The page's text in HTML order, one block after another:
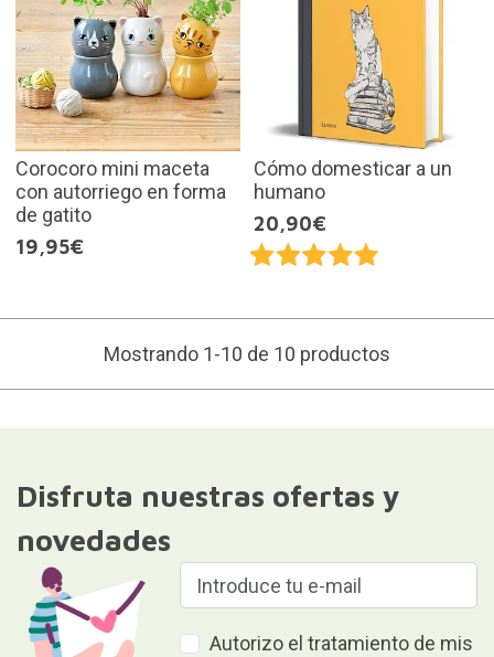
Corocoro mini maceta
con autorriego en forma
de gatito
19,95€
Cómo domesticar a un
humano
20,90€
Mostrando 1-10 de 10 productos
Disfruta nuestras ofertas y
novedades
Autorizo el tratamiento de mis